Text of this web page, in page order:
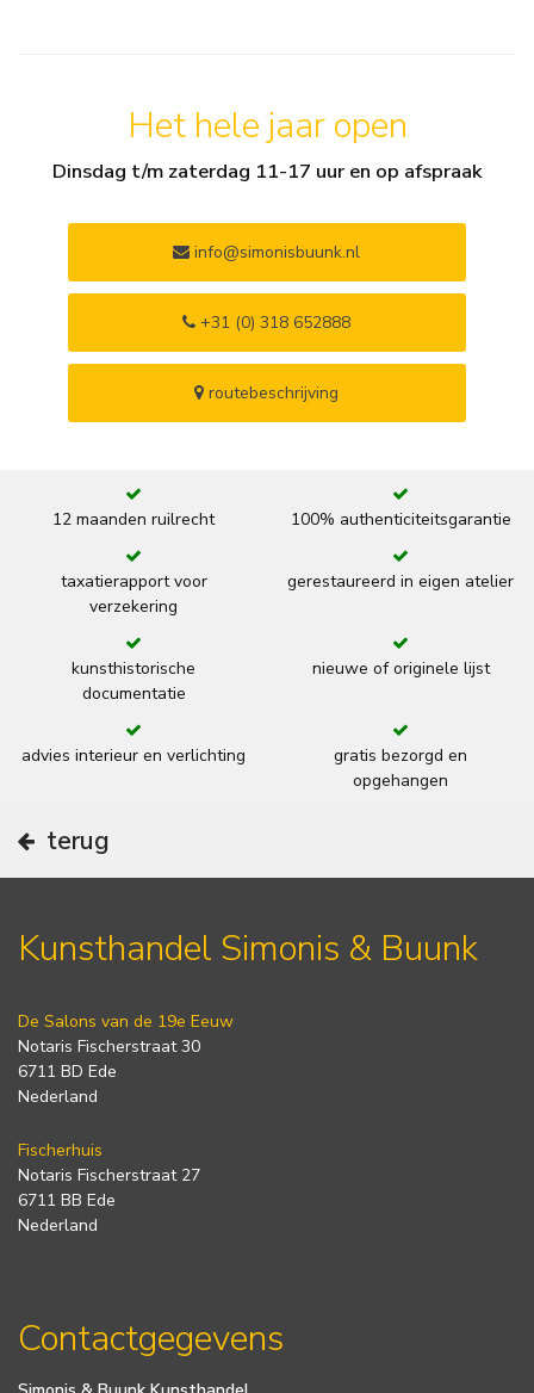
Het hele jaar open
Dinsdag t/m zaterdag 11-17 uur en op afspraak
info@simonisbuunk.nl
+31 (0) 318 652888
routebeschrijving
12 maanden ruilrecht 100% authenticiteitsgarantie
taxatierapport voor
verzekering
gerestaureerd in eigen atelier
kunsthistorische
documentatie
nieuwe of originele lijst
advies interieur en verlichting
gratis bezorgd en
opgehangen
terug
Kunsthandel Simonis & Buunk
De Salons van de 19e Eeuw
Notaris Fischerstraat 30
6711 BD Ede
Nederland
Fischerhuis
Notaris Fischerstraat 27
6711 BB Ede
Nederland
Contactgegevens